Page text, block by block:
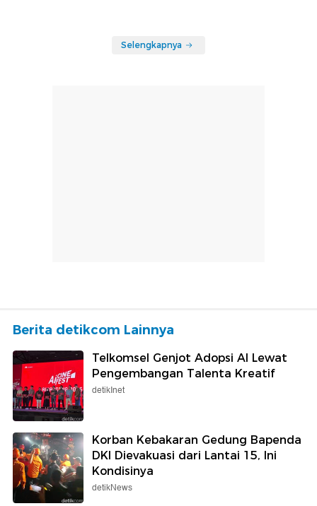
Selengkapnya
Berita detikcom Lainnya
Telkomsel Genjot Adopsi AI Lewat
Pengembangan Talenta Kreatif
detikInet
Korban Kebakaran Gedung Bapenda
DKI Dievakuasi dari Lantai 15, Ini
Kondisinya
detikNews